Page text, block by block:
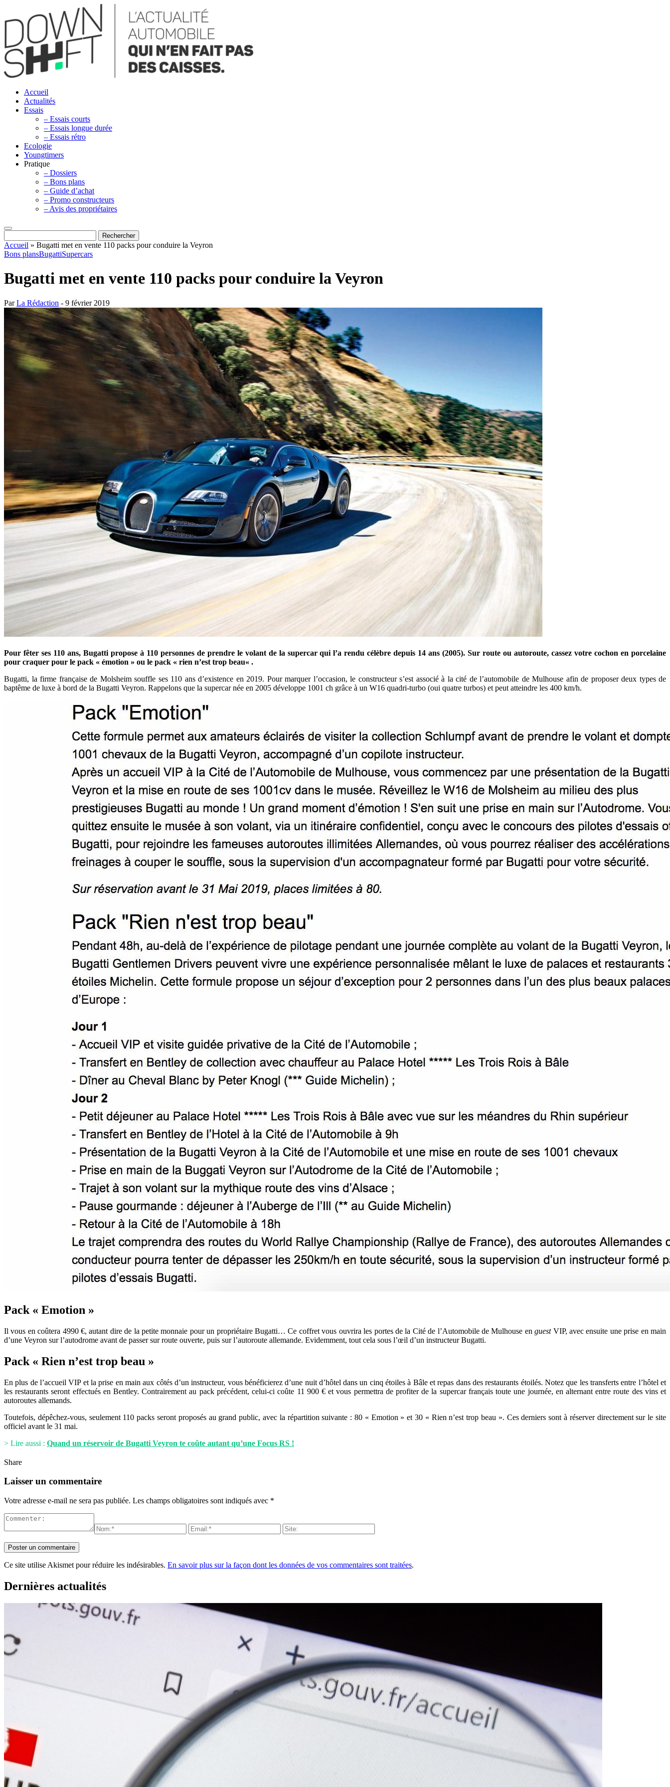
Accueil
Actualités
Essais
– Essais courts
– Essais longue durée
– Essais rétro
Ecologie
Youngtimers
Pratique
– Dossiers
– Bons plans
– Guide d’achat
– Promo constructeurs
– Avis des propriétaires
Accueil » Bugatti met en vente 110 packs pour conduire la Veyron
Bons plansBugattiSupercars
Bugatti met en vente 110 packs pour conduire la Veyron
ParLa Rédaction - 9 février 2019
Pour fêter ses 110 ans, Bugatti propose à 110 personnes de prendre le volant de la supercar qui l’a rendu célèbre depuis 14 ans (2005). Sur route ou autoroute, cassez votre cochon en porcelaine
pour craquer pour le pack « émotion » ou le pack « rien n’est trop beau« .
Bugatti, la firme française de Molsheim souffle ses 110 ans d’existence en 2019. Pour marquer l’occasion, le constructeur s’est associé à la cité de l’automobile de Mulhouse afin de proposer deux types de
baptême de luxe à bord de la Bugatti Veyron. Rappelons que la supercar née en 2005 développe 1001 ch grâce à un W16 quadri-turbo (oui quatre turbos) et peut atteindre les 400 km/h.
Pack « Emotion »
Il vous en coûtera 4990 €, autant dire de la petite monnaie pour un propriétaire Bugatti… Ce coffret vous ouvrira les portes de la Cité de l’Automobile de Mulhouse enguestVIP, avec ensuite une prise en main
d’une Veyron sur l’autodrome avant de passer sur route ouverte, puis sur l’autoroute allemande. Evidemment, tout cela sous l’œil d’un instructeur Bugatti.
Pack « Rien n’est trop beau »
En plus de l’accueil VIP et la prise en main aux côtés d’un instructeur, vous bénéficierez d’une nuit d’hôtel dans un cinq étoiles à Bâle et repas dans des restaurants étoilés. Notez que les transferts entre l’hôtel et
les restaurants seront effectués en Bentley. Contrairement au pack précédent, celui-ci coûte 11 900 € et vous permettra de profiter de la supercar français toute une journée, en alternant entre route des vins et
autoroutes allemands.
Toutefois, dépêchez-vous, seulement 110 packs seront proposés au grand public, avec la répartition suivante : 80 « Emotion » et 30 « Rien n’est trop beau ». Ces derniers sont à réserver directement sur le site
officiel avant le 31 mai.
> Lire aussi : Quand un réservoir de Bugatti Veyron te coûte autant qu’une Focus RS !
Share
Laisser un commentaire
Votre adresse e-mail ne sera pas publiée. Les champs obligatoires sont indiqués avec *
Ce site utilise Akismet pour réduire les indésirables. En savoir plus sur la façon dont les données de vos commentaires sont traitées.
Dernières actualités